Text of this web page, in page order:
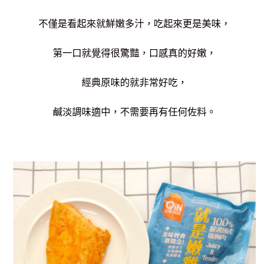
不僅是看起來就鮮嫩多汁， 吃起來更是美味，
第一口就覺得很驚豔，口感真的好嫩，
經典原味的就非常好吃，
鹹淡調味適中，不需要再有任何佐料。